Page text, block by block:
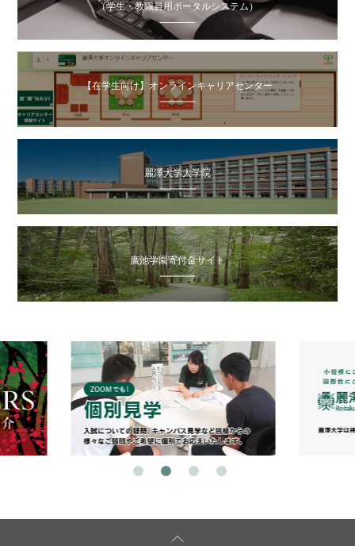
（学生・教職員用ポータルシステム）
【在学生向け】オンラインキャリアセンター
麗澤大学大学院
廣池学園寄付金サイト